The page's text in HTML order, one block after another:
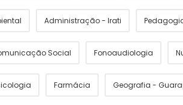
Administração - Irati
Social Fonoaudiologia
Farmácia Geografia -